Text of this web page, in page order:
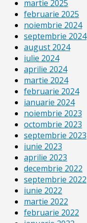
martie 2025
februarie 2025
noiembrie 2024
septembrie 2024
august 2024
iulie 2024
aprilie 2024
martie 2024
februarie 2024
ianuarie 2024
noiembrie 2023
octombrie 2023
septembrie 2023
iunie 2023
aprilie 2023
decembrie 2022
septembrie 2022
iunie 2022
martie 2022
februarie 2022